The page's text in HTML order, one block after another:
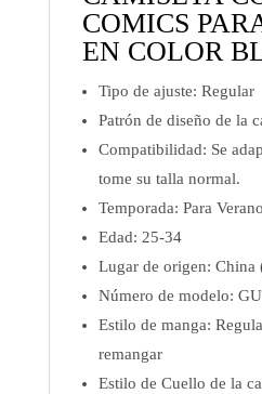
COMICS
EN COLOR
Tipo de ajuste: Regular
Patrón de diseño de la
Compatibilidad: Se
tome su talla normal.
Temporada: Para Verano
Edad: 25-34
Lugar de origen: China
Número de modelo:
Estilo de manga:
remangar
Estilo de Cuello de la